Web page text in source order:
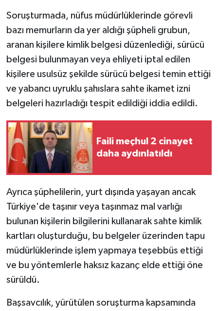
Soruşturmada, nüfus müdürlüklerinde görevli
bazı memurların da yer aldığı şüpheli grubun,
aranan kişilere kimlik belgesi düzenlediği, sürücü
belgesi bulunmayan veya ehliyeti iptal edilen
kişilere usulsüz şekilde sürücü belgesi temin ettiği
ve yabancı uyruklu şahıslara sahte ikamet izni
belgeleri hazırladığı tespit edildiği iddia edildi.
Faili meçhul 2 cinayet
daha aydınlatıldı
Ayrıca şüphelilerin, yurt dışında yaşayan ancak
Türkiye'de taşınır veya taşınmaz mal varlığı
bulunan kişilerin bilgilerini kullanarak sahte kimlik
kartları oluşturduğu, bu belgeler üzerinden tapu
müdürlüklerinde işlem yapmaya teşebbüs ettiği
ve bu yöntemlerle haksız kazanç elde ettiği öne
sürüldü.
Başsavcılık, yürütülen soruşturma kapsamında